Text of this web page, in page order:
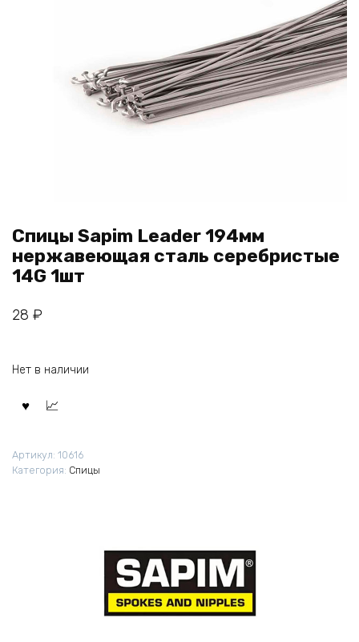
Спицы Sapim Leader 194мм
нержавеющая сталь серебристые
14G 1шт
28 ₽
Нет в наличии
Артикул: 10616
Категория: Спицы